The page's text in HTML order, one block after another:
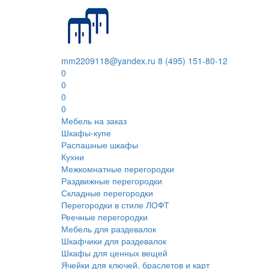
mm2209118@yandex.ru 8 (495) 151-80-12
0
0
0
0
Мебель на заказ
Шкафы-купе
Распашные шкафы
Кухни
Межкомнатные перегородки
Раздвижные перегородки
Складные перегородки
Перегородки в стиле ЛОФТ
Реечные перегородки
Мебель для раздевалок
Шкафчики для раздевалок
Шкафы для ценных вещей
Ячейки для ключей, браслетов и карт